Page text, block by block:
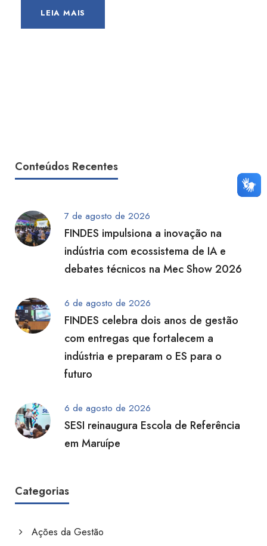
LEIA MAIS
Conteúdos Recentes
7 de agosto de 2026
FINDES impulsiona a inovação na
indústria com ecossistema de IA e
debates técnicos na Mec Show 2026
6 de agosto de 2026
FINDES celebra dois anos de gestão
com entregas que fortalecem a
indústria e preparam o ES para o
futuro
6 de agosto de 2026
SESI reinaugura Escola de Referência
em Maruípe
Categorias
Ações da Gestão